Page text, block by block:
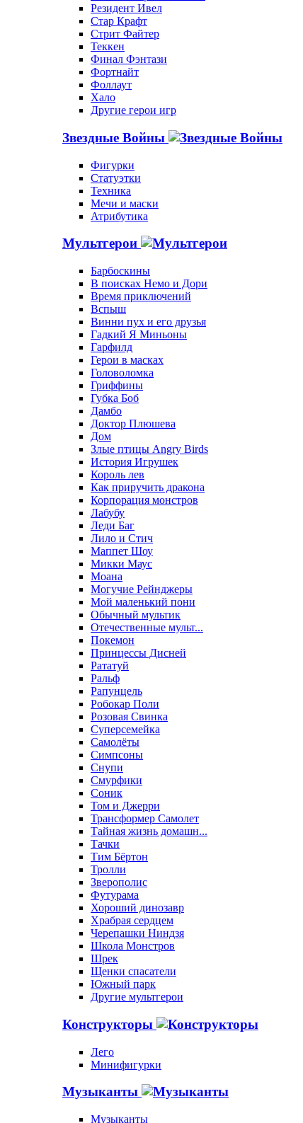
Резидент Ивел
Стар Крафт
Стрит Файтер
Теккен
Финал Фэнтази
Фортнайт
Фоллаут
Хало
Другие герои игр
Звездные Войны
Фигурки
Статуэтки
Техника
Мечи и маски
Атрибутика
Мультгерои
Барбоскины
В поисках Немо и Дори
Время приключений
Вспыш
Винни пух и его друзья
Гадкий Я Миньоны
Гарфилд
Герои в масках
Головоломка
Гриффины
Губка Боб
Дамбо
Доктор Плюшева
Дом
Злые птицы Angry Birds
История Игрушек
Король лев
Как приручить дракона
Корпорация монстров
Лабубу
Леди Баг
Лило и Стич
Маппет Шоу
Микки Маус
Моана
Могучие Рейнджеры
Мой маленький пони
Обычный мультик
Отечественные мульт...
Покемон
Принцессы Дисней
Рататуй
Ральф
Рапунцель
Робокар Поли
Розовая Свинка
Суперсемейка
Самолёты
Симпсоны
Снупи
Смурфики
Соник
Том и Джерри
Трансформер Самолет
Тайная жизнь домашн...
Тачки
Тим Бёртон
Тролли
Зверополис
Футурама
Хороший динозавр
Храбрая сердцем
Черепашки Ниндзя
Школа Монстров
Шрек
Щенки спасатели
Южный парк
Другие мультгерои
Конструкторы
Лего
Минифигурки
Музыканты
Музыканты